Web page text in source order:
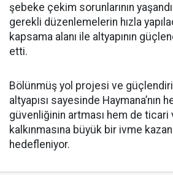
şebeke çekim sorunlarının
gerekli düzenlemelerin hızla
kapsama alanı ile altyapının
etti.
Bölünmüş yol projesi ve
altyapısı sayesinde Haymana’nın
güvenliğinin artması hem de ticari
kalkınmasına büyük bir ivme
hedefleniyor.